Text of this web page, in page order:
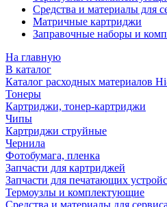
Средства и материалы для
Матричные картриджи
Заправочные наборы и
На главную
В каталог
Каталог расходных материалов
Тонеры
Картриджи, тонер-картриджи
Чипы
Картриджи струйные
Чернила
Фотобумага, пленка
Запчасти для картриджей
Запчасти для печатающих
Термоузлы и комплектующие
Средства и материалы для сервиса